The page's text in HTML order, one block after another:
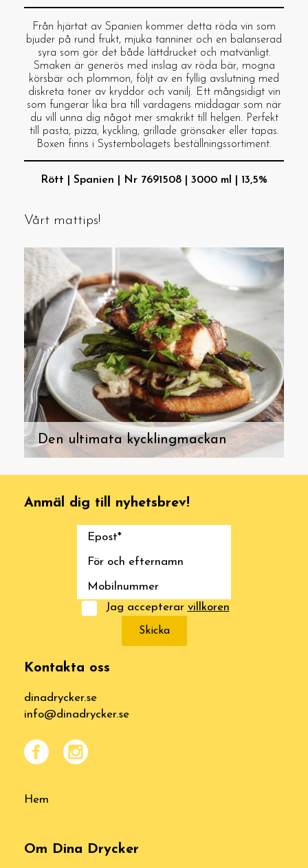
Vårt mattips!
Den ultimata kycklingmackan
Från hjärtat av Spanien kommer detta röda vin som
bjuder på rund frukt, mjuka tanniner och en balanserad
syra som gör det både lättdrucket och matvänligt.
Smaken är generös med inslag av röda bär, mogna
körsbär och plommon, följt av en fyllig avslutning med
diskreta toner av kryddor och vanilj. Ett mångsidigt vin
som fungerar lika bra till vardagens middagar som när
du vill unna dig något mer smakrikt till helgen. Perfekt
till pasta, pizza, kyckling, grillade grönsaker eller tapas.
Boxen finns i Systembolagets beställningssortiment.
Rött | Spanien | Nr 7691508 | 3000 ml | 13,5%
Anmäl dig till nyhetsbrev!
Jag accepterar villkoren
Skicka
Kontakta oss
dinadrycker.se
info@dinadrycker.se
Hem
Om Dina Drycker